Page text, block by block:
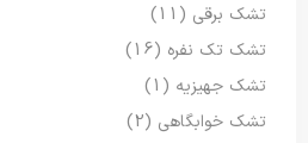
تشک برقی (11)
تشک تک نفره (16)
تشک جهیزیه (1)
تشک خوابگاهی (2)